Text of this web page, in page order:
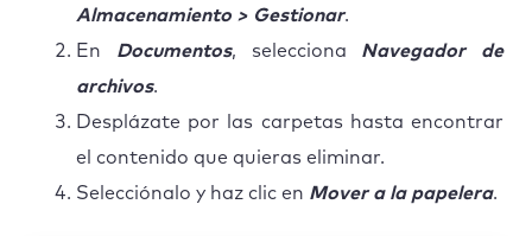
Almacenamiento > Gestionar.
En Documentos, selecciona Navegador de
archivos.
Desplázate por las carpetas hasta encontrar
el contenido que quieras eliminar.
Selecciónalo y haz clic en Mover a la papelera.